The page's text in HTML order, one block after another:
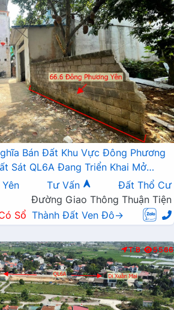
Bán Đất Khu Vực Đông Phương
Sát QL6A Đang Triển Khai Mở
Tư Vấn
Đất Thổ Cư
Đường Giao Thông Thuận Tiện
Sổ Thành Đất Ven Đô→
T.B 5566